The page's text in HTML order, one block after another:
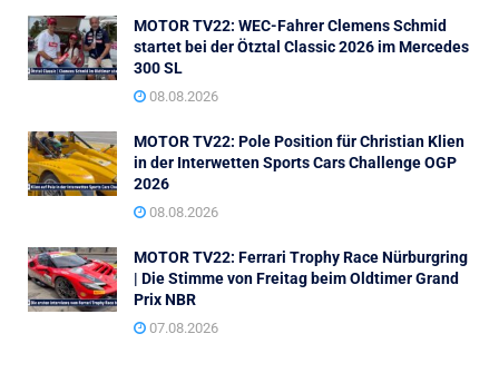
MOTOR TV22: WEC-Fahrer Clemens Schmid
startet bei der Ötztal Classic 2026 im Mercedes
300 SL
08.08.2026
MOTOR TV22: Pole Position für Christian Klien
in der Interwetten Sports Cars Challenge OGP
2026
08.08.2026
MOTOR TV22: Ferrari Trophy Race Nürburgring
| Die Stimme von Freitag beim Oldtimer Grand
Prix NBR
07.08.2026